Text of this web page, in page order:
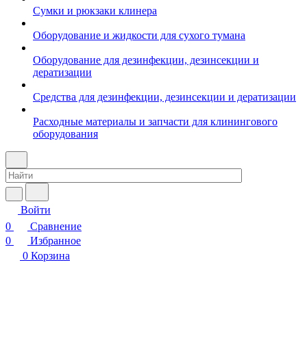
Сумки и рюкзаки клинера
Оборудование и жидкости для сухого тумана
Оборудование для дезинфекции, дезинсекции и
дератизации
Средства для дезинфекции, дезинсекции и дератизации
Расходные материалы и запчасти для клинингового
оборудования
Войти
0
Сравнение
0
Избранное
0 Корзина